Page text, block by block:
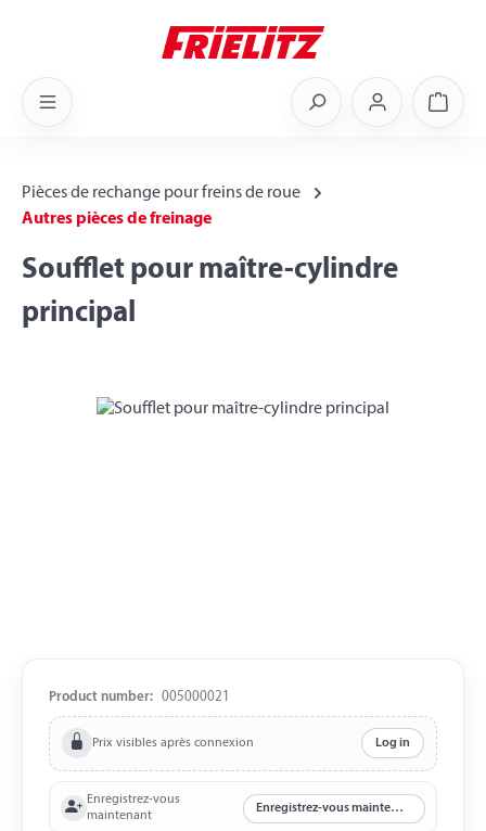
Pièces de rechange pour freins de roue
Autres pièces de freinage
Soufflet pour maître-cylindre
principal
Skip image gallery
Product number: 005000021
Prix visibles après connexion Log in
Enregistrez-vous
maintenant
Enregistrez-vous maintenant